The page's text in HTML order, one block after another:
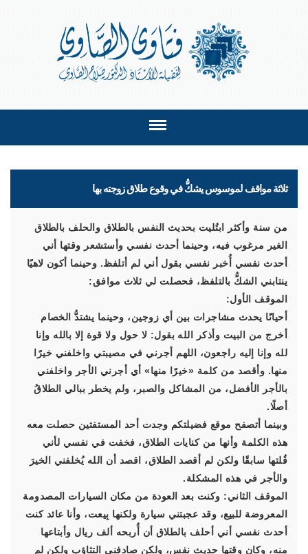
ثلاثة مواقف لموسوس يشكُّ في وقوع طلاق زوجته بها
من سنة وأكثر ابتُليت بحديث النفس بالطلاق والحلف بالطلاق
الغير مرغوب فيه، وحينما أحدث نفسي وأستشعر وقتها أني
أحدث نفسي أُخبر نفسي بقول أني لم أتلفظ. وحينما أكون لاهيًا
ينتابني الشكُّ بالتلفظ، فحصلت لي ثلاث موافق:
الموقف الأول:
أحيانًا يحدث مشاجرات بين أي زوجين، وحينما يشتدُّ الخصام
أخرج من البيت وأذكر الله بقول: لا حول ولا قوة إلا بالله وإنا
لله وإنا إليه راجعون، اللهم أجرني في مصيبتي واخلفني خيرًا
منها. وأقصد من كلمة «خيرًا منها» أي أجرني الأجر واخلفني
بالأجر الأفضل، من المشاكل والصبر، ولم يخطر ببالي الطلاقُ
أصلًا.
وبينما أتصفح موقع فضيلتكم وجدت أحد المستفتين حصلت معه
هذه الكلمة وأنها من كنايات الطلاق، فخفت في نفسي لأني
قُلتها سابقًا ولكن لم أقصد الطلاق، اقصد أن الله يُخلفني الخيرَ
والأجر في هذه المشكلة.
الموقف الثاني: وكنت بعد العودة من مكان السيارات المصدومة
المعروضة للبيع، وقد عجبتني سيارة ولكنها بِيعت، وأنا عائد كنت
أحدث نفسي أني أحلف بالطلاق أن أُربحه ألف ريال وأبتاعها
منه، وكان وقتها حديث نفس، ولكن صادفني التثاؤب ولكن لم